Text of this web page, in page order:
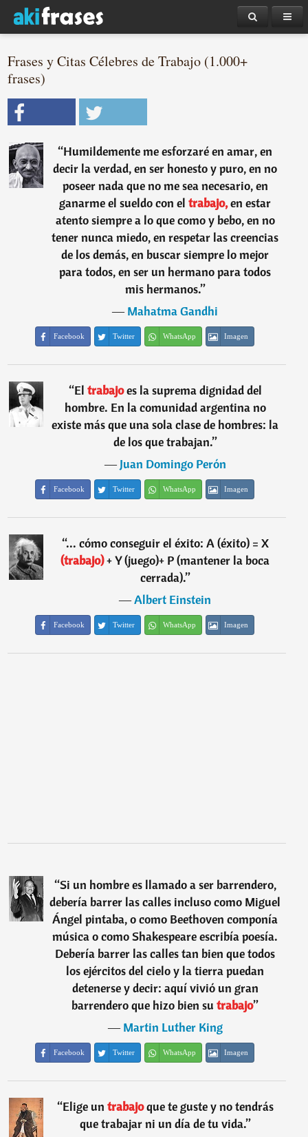
Frases y Citas Célebres de Trabajo (1.000+
frases)
“Humildemente me esforzaré en amar, en
decir la verdad, en ser honesto y puro, en no
poseer nada que no me sea necesario, en
ganarme el sueldo con el trabajo,en estar
atento siempre a lo que como y bebo, en no
tener nunca miedo, en respetar las creencias
de los demás, en buscar siempre lo mejor
para todos, en ser un hermano para todos
mis hermanos.”
―Mahatma Gandhi
Facebook Twitter WhatsApp Imagen
“El trabajoes la suprema dignidad del
hombre. En la comunidad argentina no
existe más que una sola clase de hombres: la
de los que trabajan.”
―Juan Domingo Perón
Facebook Twitter WhatsApp Imagen
“... cómo conseguir el éxito: A (éxito) = X
(trabajo)+ Y (juego)+ P (mantener la boca
cerrada).”
―Albert Einstein
Facebook Twitter WhatsApp Imagen
“Si un hombre es llamado a ser barrendero,
debería barrer las calles incluso como Miguel
Ángel pintaba, o como Beethoven componía
música o como Shakespeare escribía poesía.
Debería barrer las calles tan bien que todos
los ejércitos del cielo y la tierra puedan
detenerse y decir: aquí vivió un gran
barrendero que hizo bien su trabajo”
―Martin Luther King
Facebook Twitter WhatsApp Imagen
“Elige un trabajoque te guste y no tendrás
que trabajar ni un día de tu vida.”